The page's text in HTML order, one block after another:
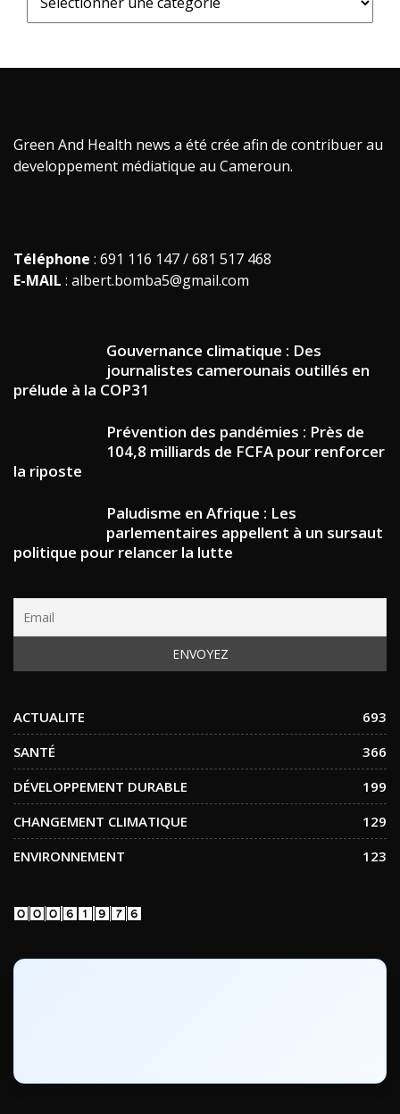
Green And Health news a été crée afin de contribuer au
developpement médiatique au Cameroun.
Téléphone : 691 116 147 / 681 517 468
E-MAIL : albert.bomba5@gmail.com
Gouvernance climatique : Des
journalistes camerounais outillés en
prélude à la COP31
Prévention des pandémies : Près de
104,8 milliards de FCFA pour renforcer
la riposte
Paludisme en Afrique : Les
parlementaires appellent à un sursaut
politique pour relancer la lutte
ACTUALITE
693
SANTÉ
366
DÉVELOPPEMENT DURABLE
199
CHANGEMENT CLIMATIQUE
129
ENVIRONNEMENT
123